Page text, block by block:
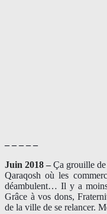
– – – – –
Juin 2018 – Ça grouille de
Qaraqosh où les
déambulent… Il y a
Grâce à vos dons,
de la ville de se relancer.